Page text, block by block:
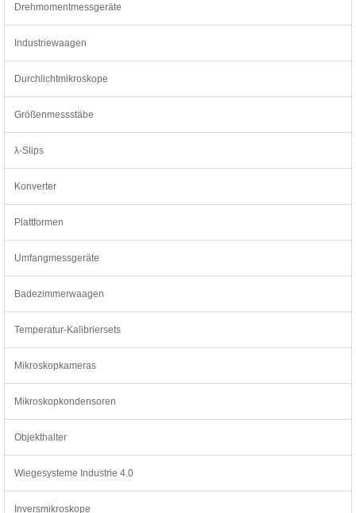
Drehmomentmessgeräte
Industriewaagen
Durchlichtmikroskope
Größenmessstäbe
λ-Slips
Konverter
Plattformen
Umfangmessgeräte
Badezimmerwaagen
Temperatur-Kalibriersets
Mikroskopkameras
Mikroskopkondensoren
Objekthalter
Wiegesysteme Industrie 4.0
Inversmikroskope